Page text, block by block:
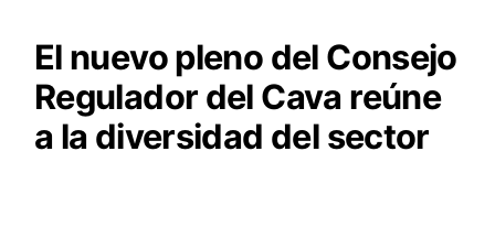
El nuevo pleno del Consejo
Regulador del Cava reúne
a la diversidad del sector